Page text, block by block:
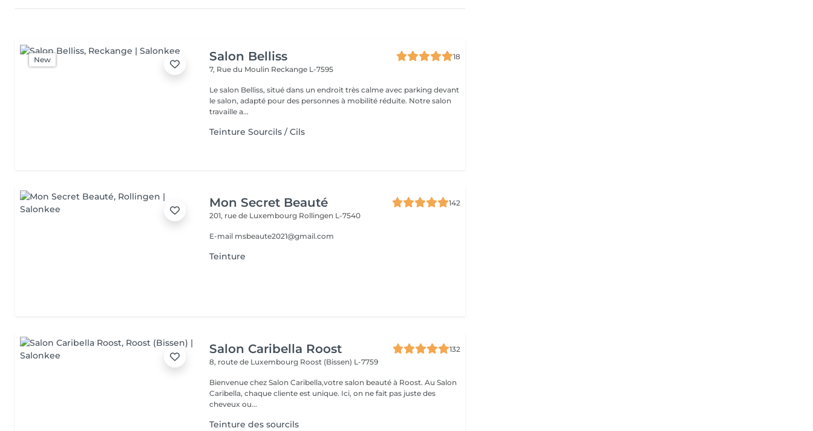
New Salon Belliss
18
7, Rue du Moulin Reckange L-7595
Le salon Belliss, situé dans un endroit très calme avec parking devant
le salon, adapté pour des personnes à mobilité réduite. Notre salon
travaille a...
Teinture Sourcils / Cils
Mon Secret Beauté
142
201, rue de Luxembourg Rollingen L-7540
E-mail msbeaute2021@gmail.com
Teinture
Salon Caribella Roost
132
8, route de Luxembourg Roost (Bissen) L-7759
Bienvenue chez Salon Caribella,votre salon beauté à Roost. Au Salon
Caribella, chaque cliente est unique. Ici, on ne fait pas juste des
cheveux ou...
Teinture des sourcils